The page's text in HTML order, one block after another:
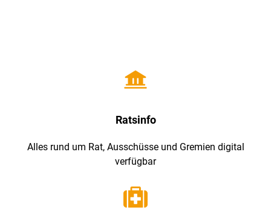
Ratsinfo
Alles rund um Rat, Ausschüsse und Gremien digital
verfügbar